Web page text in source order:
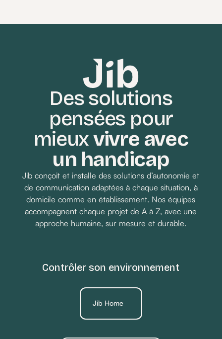
réglages complexes et des notices
Demander un devis
Des solutions
pensées pour
mieuxvivre avec
un handicap
Jib conçoit et installe des solutions d’autonomie et
de communication adaptées à chaque situation, à
domicile comme en établissement. Nos équipes
accompagnent chaque projet de A à Z, avec une
approche humaine, sur mesure et durable.
Contrôler son environnement
Jib Home